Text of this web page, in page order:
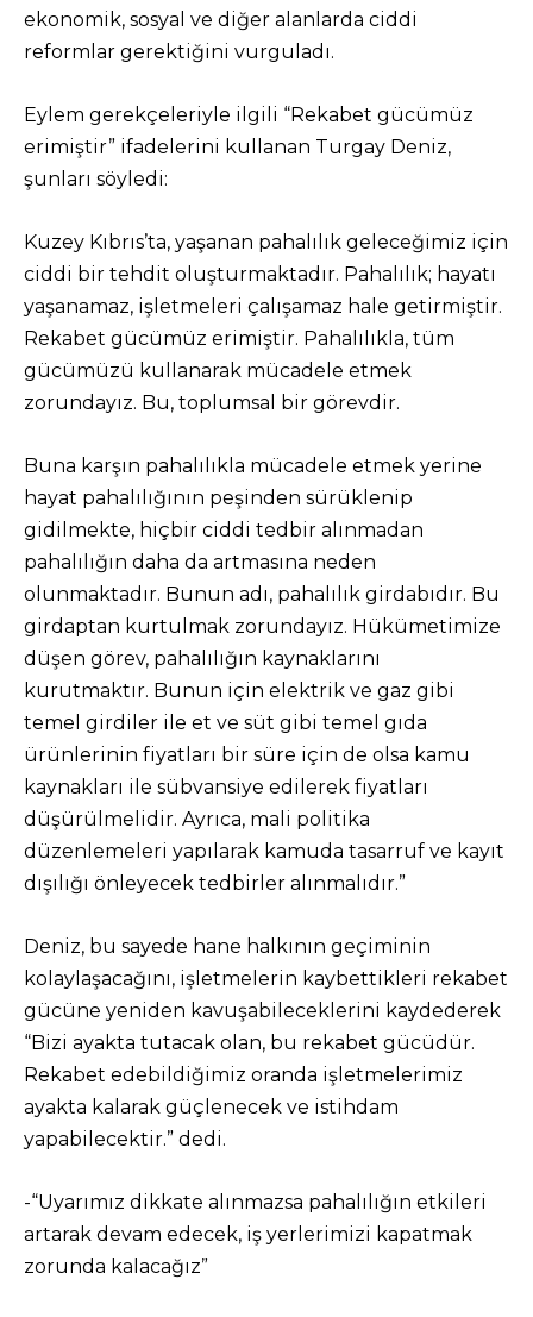
ekonomik, sosyal ve diğer alanlarda ciddi
reformlar gerektiğini vurguladı.
Eylem gerekçeleriyle ilgili “Rekabet gücümüz
erimiştir” ifadelerini kullanan Turgay Deniz,
şunları söyledi:
Kuzey Kıbrıs’ta, yaşanan pahalılık geleceğimiz için
ciddi bir tehdit oluşturmaktadır. Pahalılık; hayatı
yaşanamaz, işletmeleri çalışamaz hale getirmiştir.
Rekabet gücümüz erimiştir. Pahalılıkla, tüm
gücümüzü kullanarak mücadele etmek
zorundayız. Bu, toplumsal bir görevdir.
Buna karşın pahalılıkla mücadele etmek yerine
hayat pahalılığının peşinden sürüklenip
gidilmekte, hiçbir ciddi tedbir alınmadan
pahalılığın daha da artmasına neden
olunmaktadır. Bunun adı, pahalılık girdabıdır. Bu
girdaptan kurtulmak zorundayız. Hükümetimize
düşen görev, pahalılığın kaynaklarını
kurutmaktır. Bunun için elektrik ve gaz gibi
temel girdiler ile et ve süt gibi temel gıda
ürünlerinin fiyatları bir süre için de olsa kamu
kaynakları ile sübvansiye edilerek fiyatları
düşürülmelidir. Ayrıca, mali politika
düzenlemeleri yapılarak kamuda tasarruf ve kayıt
dışılığı önleyecek tedbirler alınmalıdır.”
Deniz, bu sayede hane halkının geçiminin
kolaylaşacağını, işletmelerin kaybettikleri rekabet
gücüne yeniden kavuşabileceklerini kaydederek
“Bizi ayakta tutacak olan, bu rekabet gücüdür.
Rekabet edebildiğimiz oranda işletmelerimiz
ayakta kalarak güçlenecek ve istihdam
yapabilecektir.” dedi.
-“Uyarımız dikkate alınmazsa pahalılığın etkileri
artarak devam edecek, iş yerlerimizi kapatmak
zorunda kalacağız”